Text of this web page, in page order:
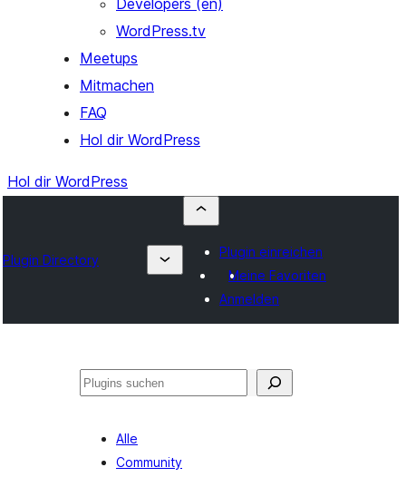
Developers (en)
WordPress.tv
Meetups
Mitmachen
FAQ
Hol dir WordPress
Hol dir WordPress
Plugin Directory
Plugin einreichen
Meine Favoriten
Anmelden
Suchen
Alle
Community